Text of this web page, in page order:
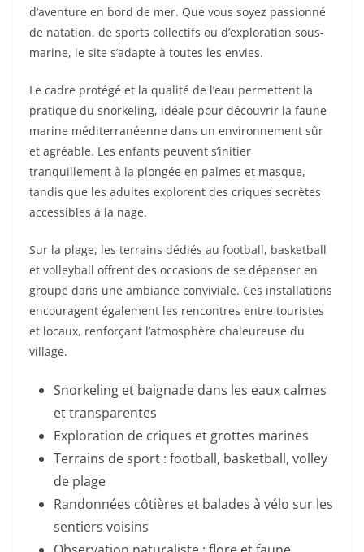
d’aventure en bord de mer. Que vous soyez passionné
de natation, de sports collectifs ou d’exploration sous-
marine, le site s’adapte à toutes les envies.
Le cadre protégé et la qualité de l’eau permettent la
pratique du snorkeling, idéale pour découvrir la faune
marine méditerranéenne dans un environnement sûr
et agréable. Les enfants peuvent s’initier
tranquillement à la plongée en palmes et masque,
tandis que les adultes explorent des criques secrètes
accessibles à la nage.
Sur la plage, les terrains dédiés au football, basketball
et volleyball offrent des occasions de se dépenser en
groupe dans une ambiance conviviale. Ces installations
encouragent également les rencontres entre touristes
et locaux, renforçant l’atmosphère chaleureuse du
village.
Snorkeling et baignade dans les eaux calmes
et transparentes
Exploration de criques et grottes marines
Terrains de sport : football, basketball, volley
de plage
Randonnées côtières et balades à vélo sur les
sentiers voisins